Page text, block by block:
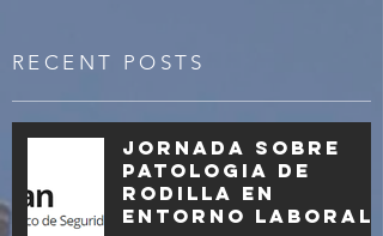
RECENT POSTS
Jornada sobre
patologia de
rodilla en
entorno laboral